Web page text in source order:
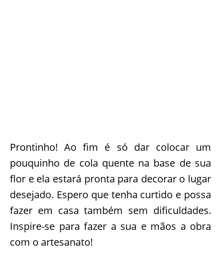
Prontinho! Ao fim é só dar colocar um
pouquinho de cola quente na base de sua
flor e ela estará pronta para decorar o lugar
desejado. Espero que tenha curtido e possa
fazer em casa também sem dificuldades.
Inspire-se para fazer a sua e mãos a obra
com o artesanato!